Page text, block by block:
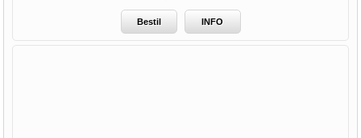
Bestil INFO